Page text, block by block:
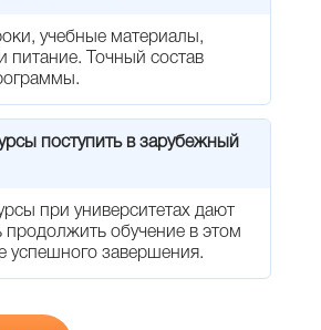
учебные материалы,
питание. Точный состав
поступить в зарубежный
при университетах дают
продолжить обучение в этом
успешного завершения.